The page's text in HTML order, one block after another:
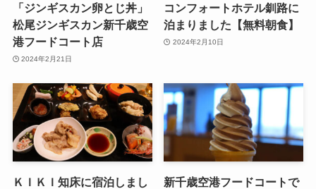
「ジンギスカン卵とじ丼」
松尾ジンギスカン新千歳空
港フードコート店
2024年2月21日
コンフォートホテル釧路に
泊まりました【無料朝食】
2024年2月10日
ＫＩＫＩ知床に宿泊しまし
新千歳空港フードコートで